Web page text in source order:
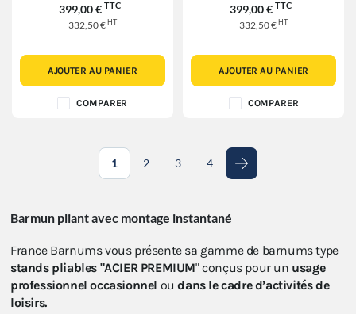
399,00 € TTC
332,50 €HT
AJOUTER AU PANIER
COMPARER
399,00 € TTC
332,50 €HT
AJOUTER AU PANIER
COMPARER
1 2 3 4 Suivant
Barmun pliant avec montage instantané
France Barnums vous présente sa gamme de barnums type
stands pliables "ACIER PREMIUM" conçus pour un usage
professionnel occasionnel oudans le cadre d’activités de
loisirs.